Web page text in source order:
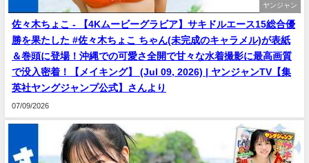
ヤンジャン
佐々木ちょこ - 【4Kムービーグラビア】サキドルエース15総合優
勝を果たした #佐々木ちょこ ちゃん(未完成のキャラメル)が表紙
＆巻頭に登場！沖縄での可愛さ全開で甘々な水着撮影に最高画質
で没入密着！【メイキング】 (Jul 09, 2026) | ヤンジャンTV【集
英社ヤングジャンプ公式】さんより
07/09/2026